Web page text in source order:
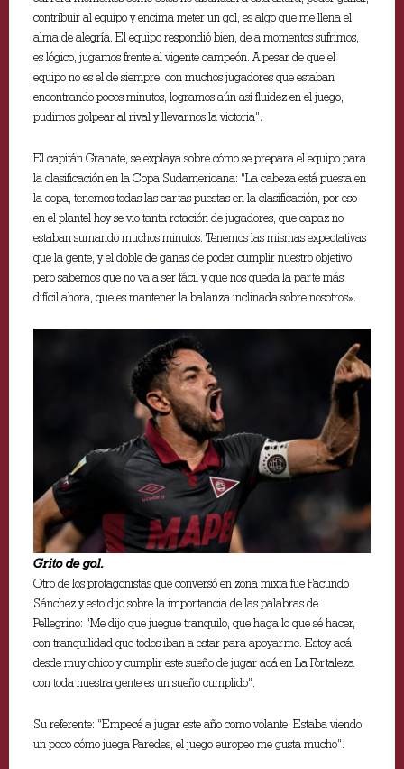
contribuir al equipo y encima meter un gol, es algo que me llena el
alma de alegría. El equipo respondió bien, de a momentos sufrimos,
es lógico, jugamos frente al vigente campeón. A pesar de que el
equipo no es el de siempre, con muchos jugadores que estaban
encontrando pocos minutos, logramos aún así fluidez en el juego,
pudimos golpear al rival y llevarnos la victoria”.
El capitán Granate, se explaya sobre cómo se prepara el equipo para
la clasificación en la Copa Sudamericana: “La cabeza está puesta en
la copa, tenemos todas las cartas puestas en la clasificación, por eso
en el plantel hoy se vio tanta rotación de jugadores, que capaz no
estaban sumando muchos minutos. Tenemos las mismas expectativas
que la gente, y el doble de ganas de poder cumplir nuestro objetivo,
pero sabemos que no va a ser fácil y que nos queda la parte más
difícil ahora, que es mantener la balanza inclinada sobre nosotros».
Grito de gol.
Otro de los protagonistas que conversó en zona mixta fue Facundo
Sánchez y esto dijo sobre la importancia de las palabras de
Pellegrino: “Me dijo que juegue tranquilo, que haga lo que sé hacer,
con tranquilidad que todos iban a estar para apoyarme. Estoy acá
desde muy chico y cumplir este sueño de jugar acá en La Fortaleza
con toda nuestra gente es un sueño cumplido”.
Su referente: “Empecé a jugar este año como volante. Estaba viendo
un poco cómo juega Paredes, el juego europeo me gusta mucho”.